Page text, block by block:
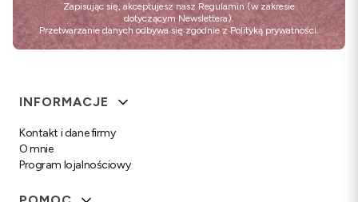
Zapisując się, akceptujesz nasz Regulamin (w zakresie
dotyczącym Newslettera).
Przetwarzanie danych odbywa się zgodnie z Polityką prywatności.
Linki w stopce
INFORMACJE
Kontakt i dane firmy
O mnie
Program lojalnościowy